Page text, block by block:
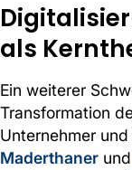
als
Ein weiterer
Transformation
Unternehmer
Maderthaner und